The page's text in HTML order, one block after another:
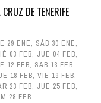
DE TENERIFE
29 ENE, SÁB 30 ENE,
03 FEB, JUE 04 FEB,
12 FEB, SÁB 13 FEB,
18 FEB, VIE 19 FEB,
23 FEB, JUE 25 FEB,
28 FEB